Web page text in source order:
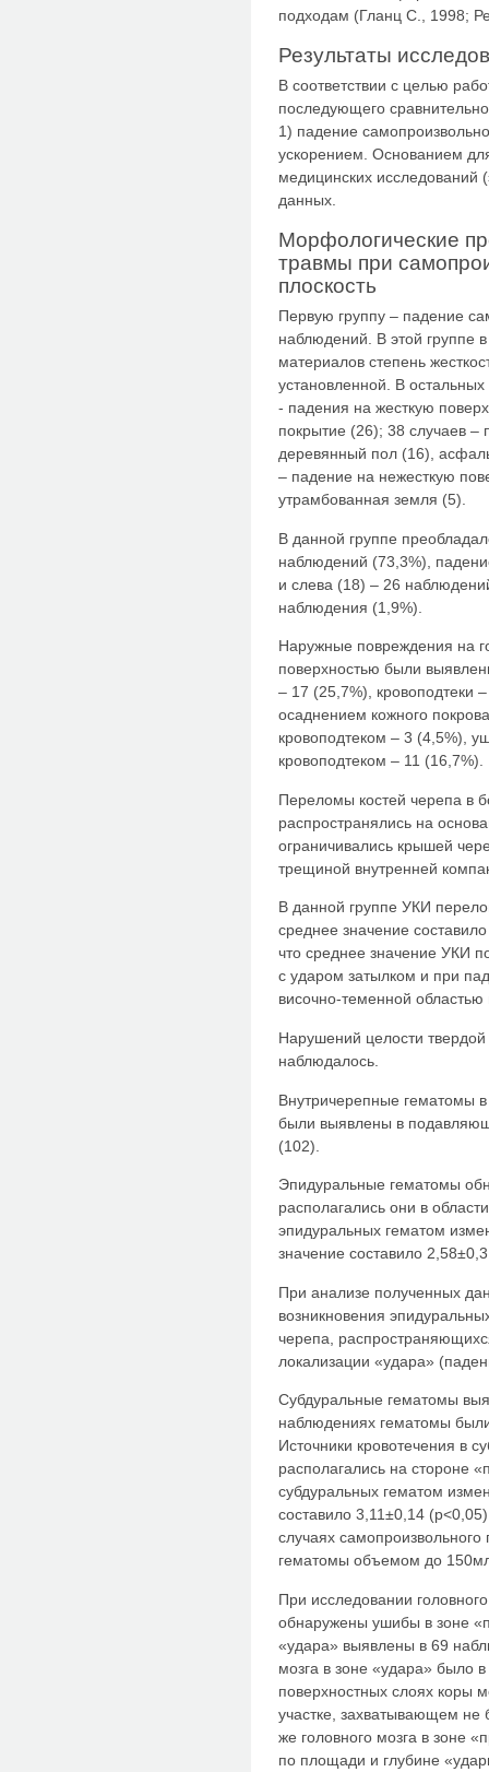
подходам (Гланц С., 1998;
Результаты
В соответствии с целью
последующего
1) падение
ускорением. Основанием
медицинских исследований
данных.
Морфологические
травмы при
плоскость
Первую группу – падение
наблюдений. В этой группе
материалов степень
установленной. В
- падения на жесткую
покрытие (26); 38 случаев –
деревянный пол (16),
– падение на нежесткую
утрамбованная земля (5).
В данной группе
наблюдений (73,3%),
и слева (18) – 26
наблюдения (1,9%).
Наружные повреждения на
поверхностью были
– 17 (25,7%), кровоподтеки
осаднением кожного
кровоподтеком – 3 (4,5%),
кровоподтеком – 11 (16,7%).
Переломы костей черепа в
распространялись на
ограничивались крышей
трещиной внутренней
В данной группе УКИ
среднее значение
что среднее значение УКИ
с ударом затылком и при
височно-теменной областью
Нарушений целости
наблюдалось.
Внутричерепные гематомы
были выявлены в
(102).
Эпидуральные гематомы
располагались они в
эпидуральных гематом
значение составило
При анализе полученных
возникновения
черепа,
локализации «удара»
Субдуральные гематомы
наблюдениях гематомы
Источники кровотечения в
располагались на стороне
субдуральных гематом
составило 3,11±0,14
случаях
гематомы объемом до
При исследовании
обнаружены ушибы в зоне
«удара» выявлены в 69
мозга в зоне «удара» было
поверхностных слоях коры
участке, захватывающем
же головного мозга в зоне
по площади и глубине